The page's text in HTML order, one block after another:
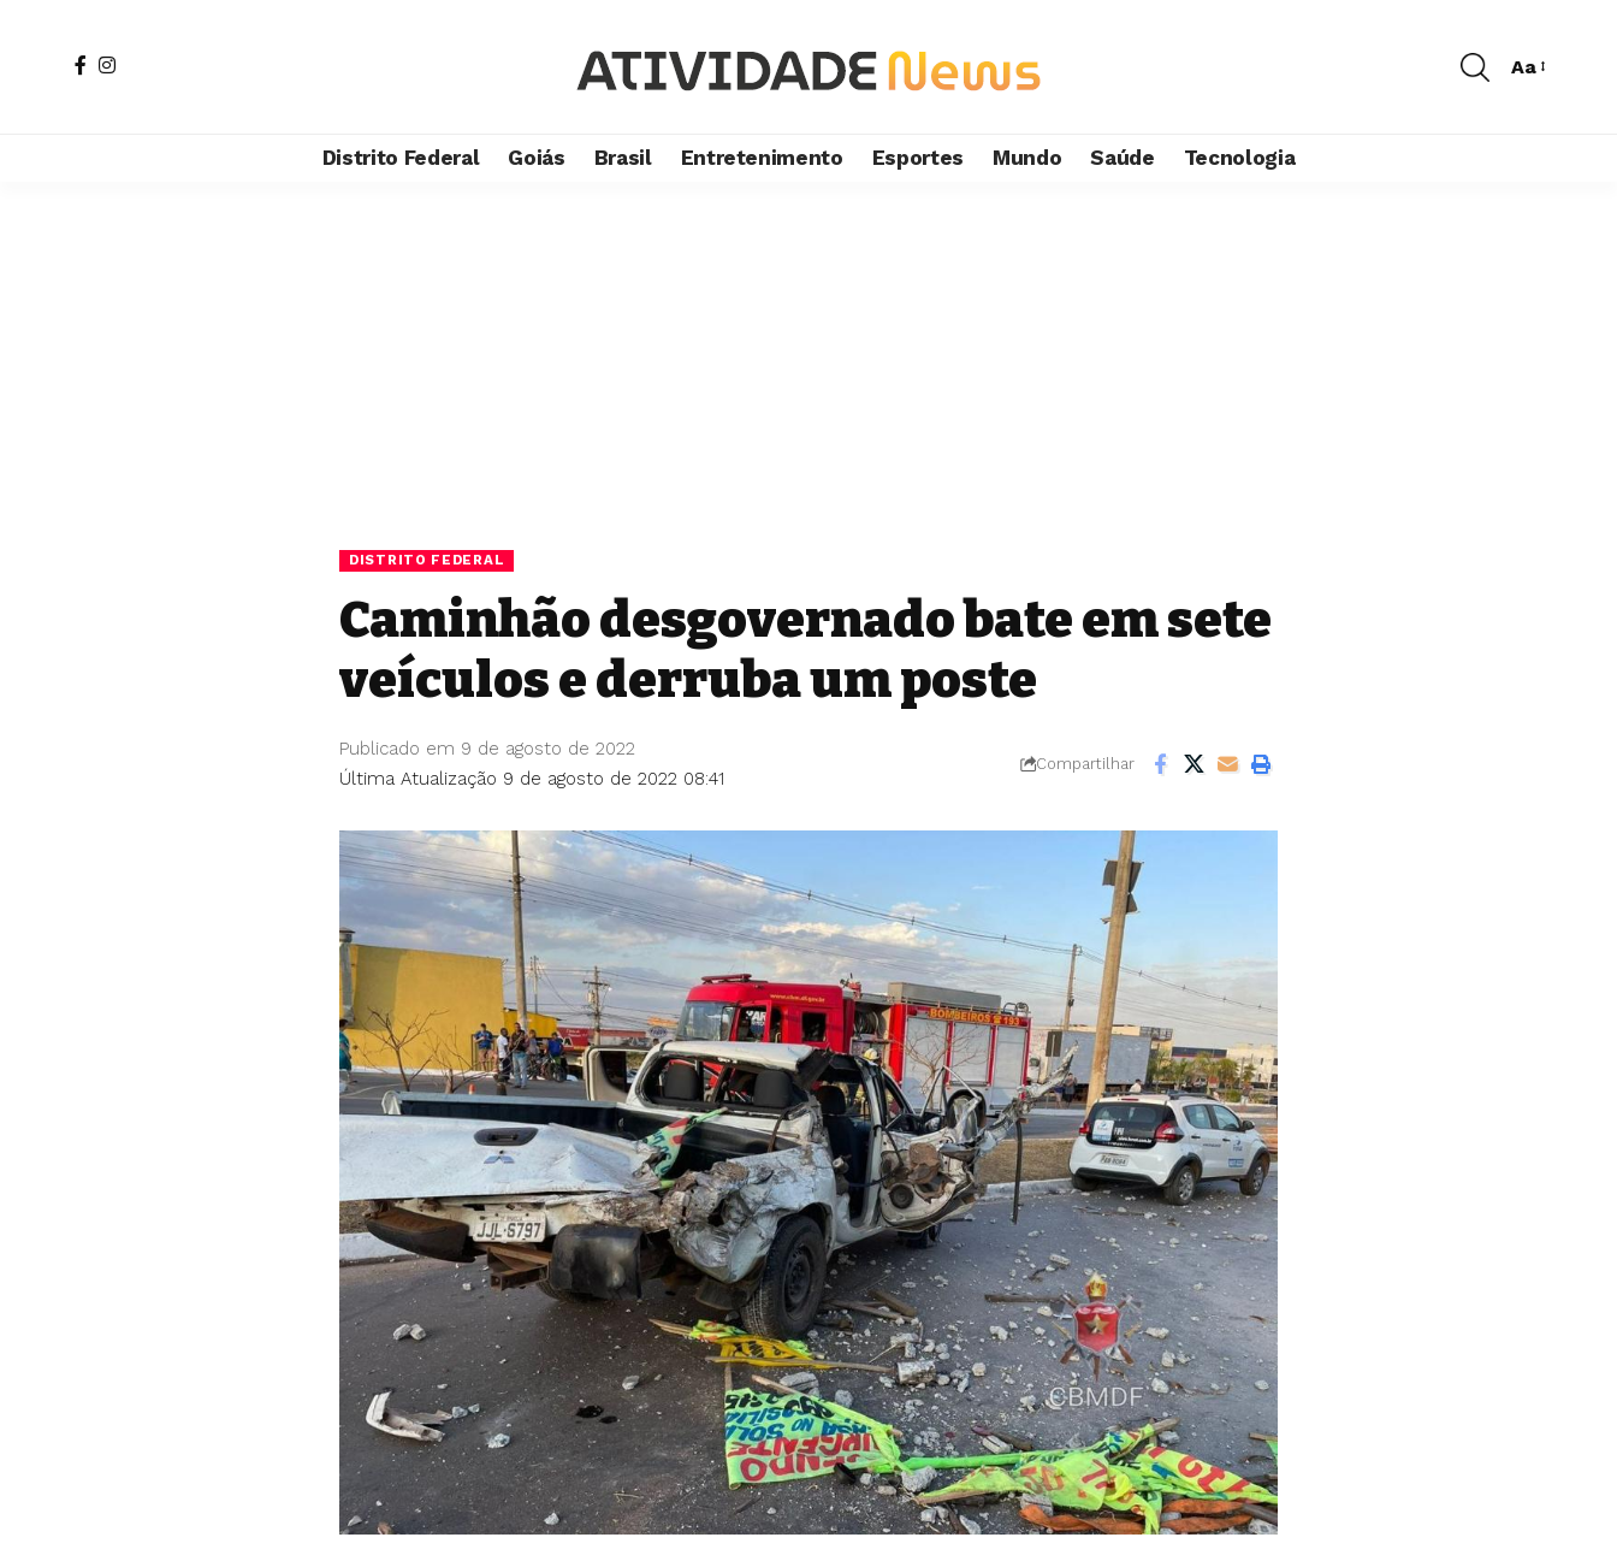
Aa
Distrito Federal Goiás Brasil Entretenimento Esportes Mundo Saúde Tecnologia
DISTRITO FEDERAL
Caminhão desgovernado bate em sete
veículos e derruba um poste
Última Atualização 9 de agosto de 2022 08:41
Publicado em 9 de agosto de 2022
Compartilhar